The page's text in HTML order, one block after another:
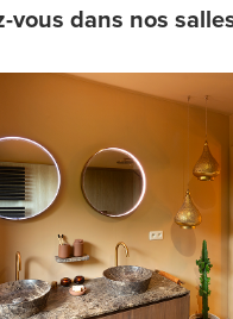
vous dans nos